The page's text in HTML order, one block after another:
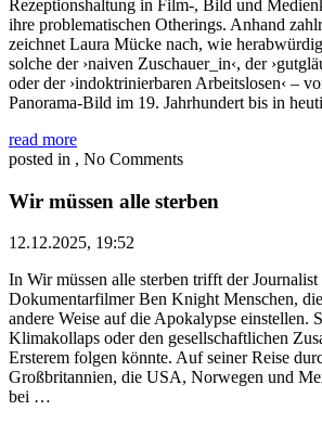
Rezeptionshaltung in Film-, Bild und
ihre problematischen Otherings. Anhand
zeichnet Laura Mücke nach, wie
solche der ›naiven Zuschauer_in‹, der
oder der ›indoktrinierbaren Arbeitslosen‹ –
Panorama-Bild im 19. Jahrhundert bis in
read more
posted in , No Comments
Wir müssen alle sterben
12.12.2025, 19:52
In Wir müssen alle sterben trifft der Journalist
Dokumentarfilmer Ben Knight Menschen,
andere Weise auf die Apokalypse einstellen.
Klimakollaps oder den gesellschaftlichen
Ersterem folgen könnte. Auf seiner Reise
Großbritannien, die USA, Norwegen und
bei …